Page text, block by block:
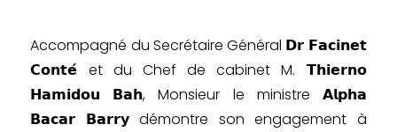
Accompagné du Secrétaire Général 𝗗𝗿 𝗙𝗮𝗰𝗶𝗻𝗲𝘁
𝗖𝗼𝗻𝘁𝗲́ et du Chef de cabinet M. 𝗧𝗵𝗶𝗲𝗿𝗻𝗼
𝗛𝗮𝗺𝗶𝗱𝗼𝘂 𝗕𝗮𝗵, Monsieur le ministre 𝗔𝗹𝗽𝗵𝗮
𝗕𝗮𝗰𝗮𝗿 𝗕𝗮𝗿𝗿𝘆 démontre son engagement à